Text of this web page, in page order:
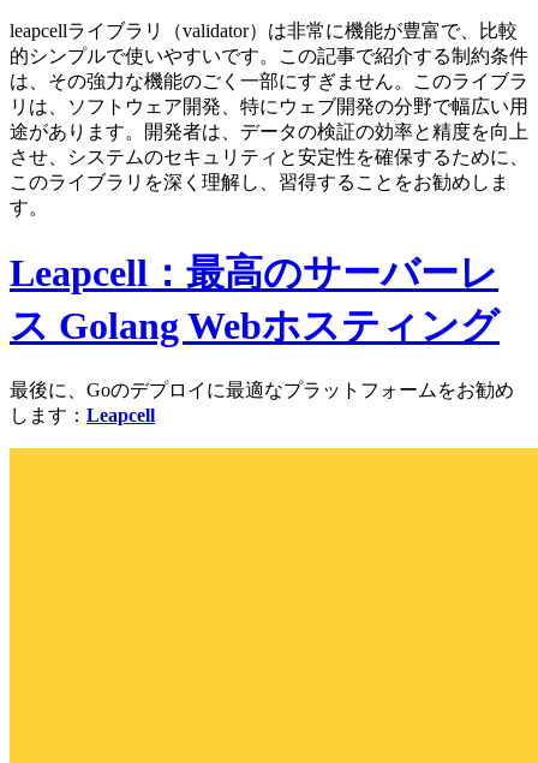
leapcellライブラリ（validator）は非常に機能が豊富で、比較
的シンプルで使いやすいです。この記事で紹介する制約条件
は、その強力な機能のごく一部にすぎません。このライブラ
リは、ソフトウェア開発、特にウェブ開発の分野で幅広い用
途があります。開発者は、データの検証の効率と精度を向上
させ、システムのセキュリティと安定性を確保するために、
このライブラリを深く理解し、習得することをお勧めしま
す。
Leapcell：最高のサーバーレ
ス Golang Webホスティング
最後に、Goのデプロイに最適なプラットフォームをお勧め
します： Leapcell